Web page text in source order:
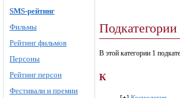
SMS-рейтинг
Фильмы
Рейтинг фильмов
Персоны
Рейтинг персон
Фестивали и премии
Подкатегории
В этой категории 1
К